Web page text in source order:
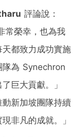
評論說：
常榮幸，也為我
都致力成功實施
隊為 Synechron
巨大貢獻。」
新加坡團隊持續
非凡的成就。」